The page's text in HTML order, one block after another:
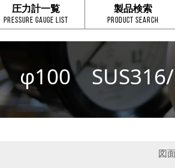
0.1
0.2
0.3
0.4
0.5
0.8
0.9
0.2
圧力計一覧
Pressure Gauge List
0.1
0.2
0.3
0.4
0.5
0.6
0.8
0.9
製品検索
Product Search
図